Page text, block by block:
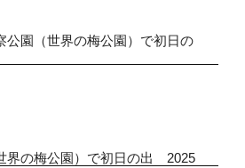
公園（世界の梅公園）で初日の
界の梅公園）で初日の出 2025